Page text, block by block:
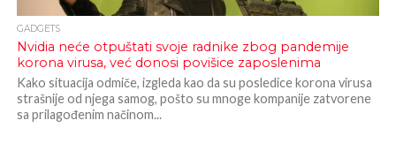
GADGETS
Nvidia neće otpuštati svoje radnike zbog pandemije
korona virusa, već donosi povišice zaposlenima
Kako situacija odmiče, izgleda kao da su posledice korona virusa
strašnije od njega samog, pošto su mnoge kompanije zatvorene
sa prilagođenim načinom...